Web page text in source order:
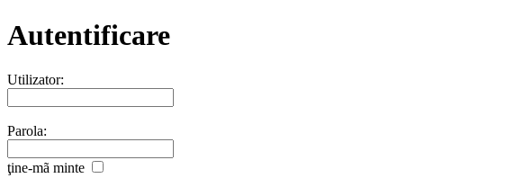
Autentificare
Utilizator:
Parola:
ţine-mã minte